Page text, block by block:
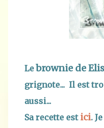
Le brownie de
grignote... Il est
aussi...
Sa recette est ici.